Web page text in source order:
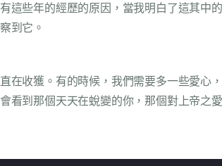
些年的經歷的原因，當我明白了這其中
到它。
收獲。有的時候，我們需要多一些愛心
到那個天天在蛻變的你，那個對上帝之